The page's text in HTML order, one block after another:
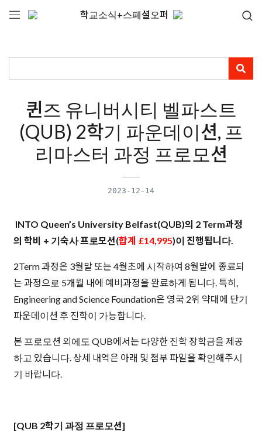
학교소식+스페셜오퍼
퀸즈 유니버시티 벨파스트
(QUB) 2학기 파운데이션, 프
리마스터 과정 프로모션
2023-12-14
INTO Queen’s University Belfast(QUB)의 2 Term과정
의 학비 + 기숙사 프로모션(합계 £14,995)이 진행됩니다.
2Term 과정은 3월말 또는 4월초에 시작하여 8월말에 종료되
는 과정으로 5개월 내에 예비과정을 완료하게 됩니다. 특히,
Engineering and Science Foundation은 영국 2위 약대에 단기
파운데이션 후 진학이 가능합니다.
본 프로모션 외에도 QUB에서는 다양한 진학 장학금을 제공
하고 있습니다. 상세 내역은 아래 및 첨부 파일을 확인해주시
기 바랍니다.
[QUB 2학기 과정 프로모션]